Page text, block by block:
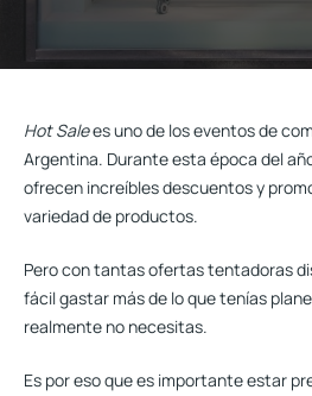
Hot Salees uno de los eventos de
Argentina. Durante esta época del
ofrecen increíbles descuentos y
variedad de productos.
Pero con tantas ofertas tentadoras
fácil gastar más de lo que tenías
realmente no necesitas.
Es por eso que es importante estar